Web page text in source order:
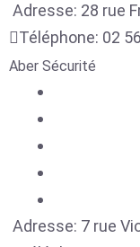
Adresse: 28 rue
Téléphone: 02
Aber Sécurité
Adresse: 7 rue